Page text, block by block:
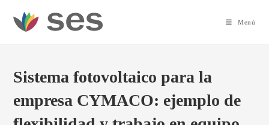
Menú
Sistema fotovoltaico para la
empresa CYMACO: ejemplo de